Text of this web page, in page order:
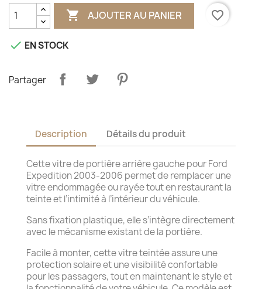
 AJOUTER AU PANIER favorite_border
 EN STOCK
Partager
Description Détails du produit
Cette vitre de portière arrière gauche pour Ford
Expedition 2003‑2006 permet de remplacer une
vitre endommagée ou rayée tout en restaurant la
teinte et l’intimité à l’intérieur du véhicule.
Sans fixation plastique, elle s’intègre directement
avec le mécanisme existant de la portière.
Facile à monter, cette vitre teintée assure une
protection solaire et une visibilité confortable
pour les passagers, tout en maintenant le style et